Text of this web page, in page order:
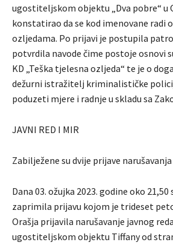
ugostiteljskom objektu „Dva pobre“ u
konstatirao da se kod imenovane radi
ozljedama. Po prijavi je postupila
potvrdila navode čime postoje osnovi
KD „Teška tjelesna ozljeda“ te je o
dežurni istražitelj kriminalističke
poduzeti mjere i radnje u skladu sa
JAVNI RED I MIR
Zabilježene su dvije prijave
Dana 03. ožujka 2023. godine oko 21,50
zaprimila prijavu kojom je trideset
Orašja prijavila narušavanje javnog
ugostiteljskom objektu Tiffany od